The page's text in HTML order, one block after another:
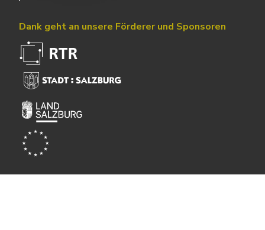
Dank geht an unsere Förderer und Sponsoren